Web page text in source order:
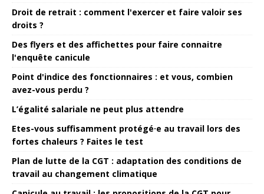
Droit de retrait : comment l'exercer et faire valoir ses
droits ?
Des flyers et des affichettes pour faire connaitre
l'enquête canicule
Point d'indice des fonctionnaires : et vous, combien
avez-vous perdu ?
L’égalité salariale ne peut plus attendre
Etes-vous suffisamment protégé·e au travail lors des
fortes chaleurs ? Faites le test
Plan de lutte de la CGT : adaptation des conditions de
travail au changement climatique